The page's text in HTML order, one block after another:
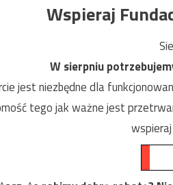
Wspieraj
W sierpniu
jest niezbędne dla
tego jak ważne jest